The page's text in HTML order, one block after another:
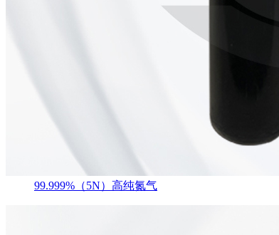
99.999%（5N）高纯氮气